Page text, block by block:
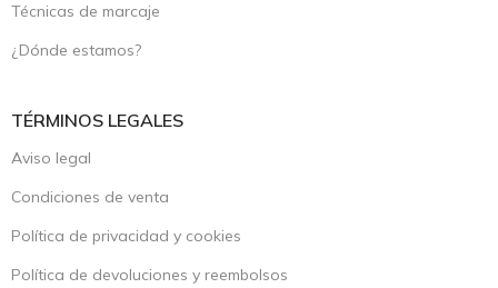
Técnicas de marcaje
¿Dónde estamos?
TÉRMINOS LEGALES
Aviso legal
Condiciones de venta
Política de privacidad y cookies
Política de devoluciones y reembolsos